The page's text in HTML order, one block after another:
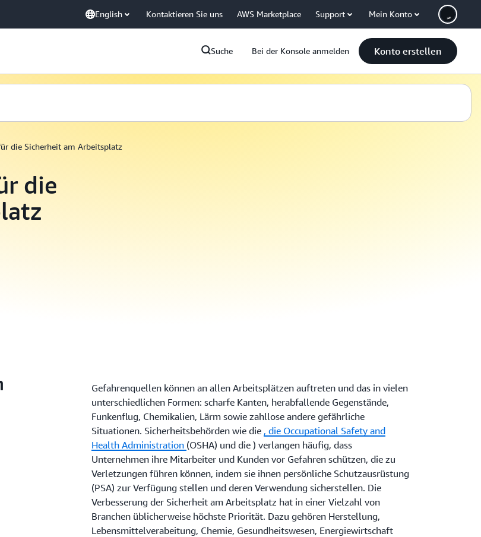
English Kontaktieren Sie uns AWS Marketplace Support Mein Konto
Suche Bei der Konsole anmelden Konto erstellen
die Sicherheit am Arbeitsplatz
die
Gefahrenquellen können an allen Arbeitsplätzen auftreten und das in vielen
unterschiedlichen Formen: scharfe Kanten, herabfallende Gegenstände,
Funkenflug, Chemikalien, Lärm sowie zahllose andere gefährliche
Situationen. Sicherheitsbehörden wie die , die Occupational Safety and
Health Administration (OSHA) und die ) verlangen häufig, dass
Unternehmen ihre Mitarbeiter und Kunden vor Gefahren schützen, die zu
Verletzungen führen können, indem sie ihnen persönliche Schutzausrüstung
(PSA) zur Verfügung stellen und deren Verwendung sicherstellen. Die
Verbesserung der Sicherheit am Arbeitsplatz hat in einer Vielzahl von
Branchen üblicherweise höchste Priorität. Dazu gehören Herstellung,
Lebensmittelverabeitung, Chemie, Gesundheitswesen, Energiewirtschaft